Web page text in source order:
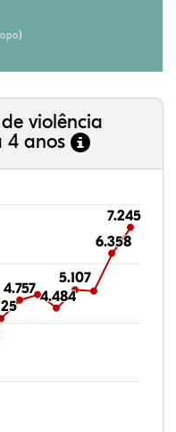
)
violência
4 anos
4.757
4.757 4.484
4.484
5.107
5.107
6.358
6.358
7.245
7.245